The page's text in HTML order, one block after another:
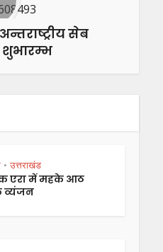
सेब
• उत्तराखंड
एरा में महके आठ
व्यंजन